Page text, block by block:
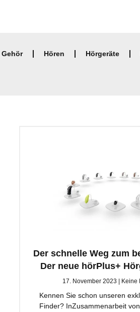
Gehör Hören Hörgeräte
Der schnelle Weg zum
Der neue hörPlus+
17. November 2023 Keine
Kennen Sie schon unseren
Finder? InZusammenarbeit